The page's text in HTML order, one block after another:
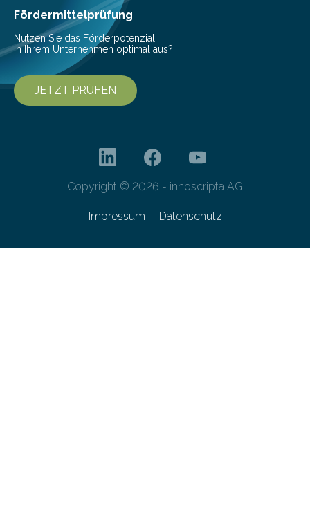
Fördermittelprüfung
Nutzen Sie das Förderpotenzial
in Ihrem Unternehmen optimal aus?
JETZT PRÜFEN
Copyright © 2026 - innoscripta AG
Impressum Datenschutz